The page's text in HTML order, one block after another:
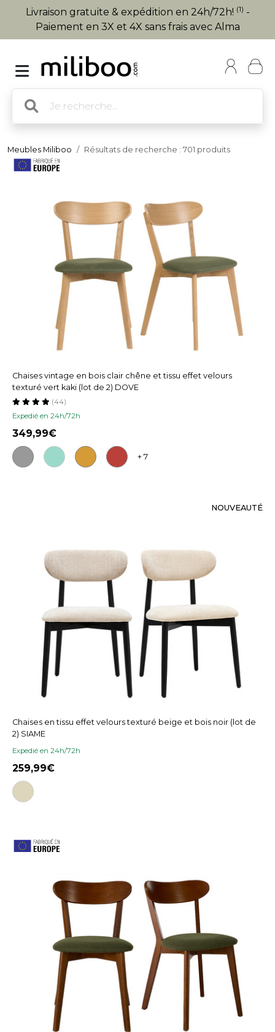
Livraison gratuite & expédition en 24h/72h! (1) -
Paiement en 3X et 4X sans frais avec Alma
Meubles Miliboo Résultats de recherche : 701 produits
Chaises vintage en bois clair chêne et tissu effet velours
texturé vert kaki (lot de 2) DOVE
Expedié en 24h/72h
(44)
349,99
+ 7
NOUVEAUTÉ
Chaises en tissu effet velours texturé beige et bois noir (lot de
2) SIAME
Expedié en 24h/72h
259,99